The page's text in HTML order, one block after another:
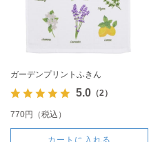
ガーデンプリントふきん
5.0（2）
770円（税込）
カートに入れる